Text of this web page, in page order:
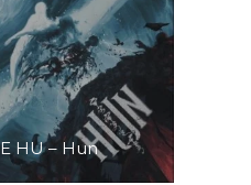
HU – Hun